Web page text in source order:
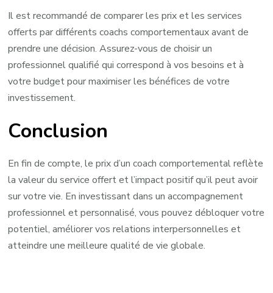
Il est recommandé de comparer les prix et les services
offerts par différents coachs comportementaux avant de
prendre une décision. Assurez-vous de choisir un
professionnel qualifié qui correspond à vos besoins et à
votre budget pour maximiser les bénéfices de votre
investissement.
Conclusion
En fin de compte, le prix d’un coach comportemental reflète
la valeur du service offert et l’impact positif qu’il peut avoir
sur votre vie. En investissant dans un accompagnement
professionnel et personnalisé, vous pouvez débloquer votre
potentiel, améliorer vos relations interpersonnelles et
atteindre une meilleure qualité de vie globale.